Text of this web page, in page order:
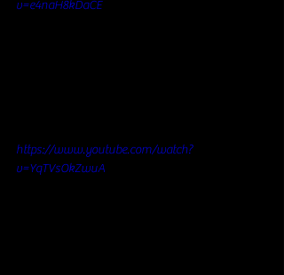
v=e4naH8kDaCE
https://www.youtube.com/watch?
v=YqTVsOkZwuA